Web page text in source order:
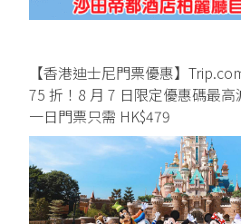
【香港迪士尼門票優惠】
75 折！8 月 7 日限定優惠碼最高
一日門票只需 HK$479